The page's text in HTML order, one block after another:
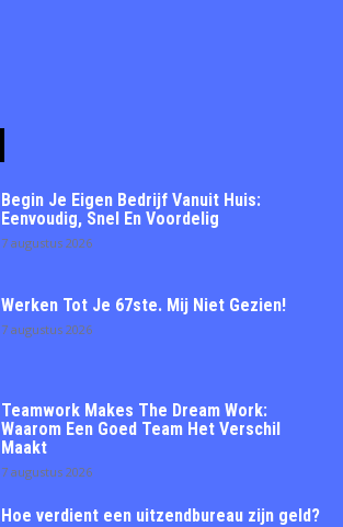
Begin Je Eigen Bedrijf Vanuit Huis:
Eenvoudig, Snel En Voordelig
7 augustus 2026
Werken Tot Je 67ste. Mij Niet Gezien!
7 augustus 2026
Teamwork Makes The Dream Work:
Waarom Een Goed Team Het Verschil
Maakt
7 augustus 2026
Hoe verdient een uitzendbureau zijn geld?